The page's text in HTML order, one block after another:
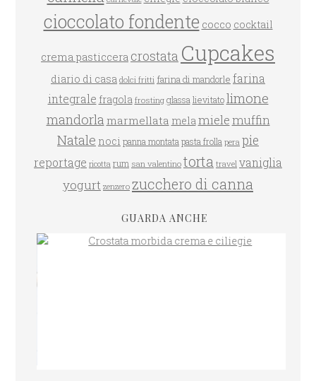
cioccolato fondente cocco cocktail
crema pasticcera crostata Cupcakes
diario di casa dolci fritti farina di mandorle farina
integrale fragola frosting glassa lievitato limone
mandorla marmellata melamielemuffin
Natale noci panna montata pasta frolla pera pie
reportage ricotta rum san valentino torta travel vaniglia
yogurt zenzero zucchero di canna
GUARDA ANCHE
CROSTATA MORBIDA CREMA E CILIEGIE